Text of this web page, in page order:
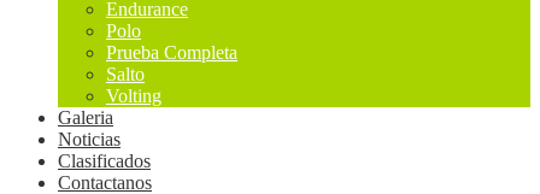
Endurance
Polo
Prueba Completa
Salto
Volting
Galeria
Noticias
Clasificados
Contactanos